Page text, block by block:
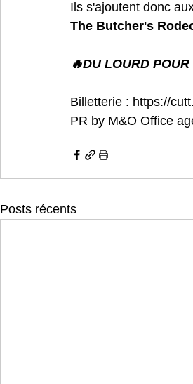
Ils s'ajoutent donc
The Butcher's
🔥DU LOURD
Billetterie : https://
PR by M&O Office
Posts récents